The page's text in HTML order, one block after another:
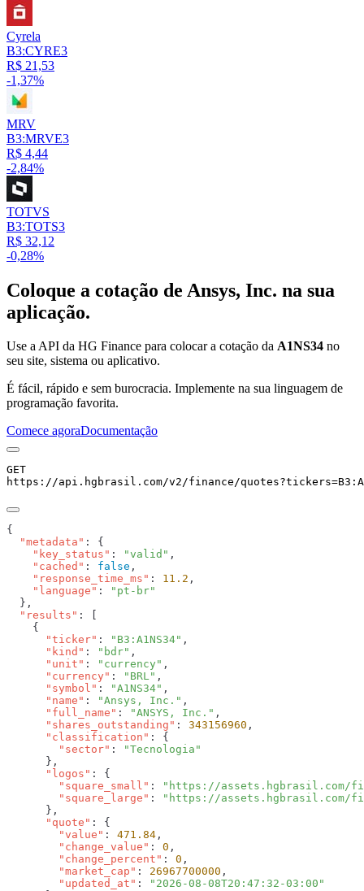
Cyrela
B3:CYRE3
R$ 21,53
-1,37%
MRV
B3:MRVE3
R$ 4,44
-2,84%
TOTVS
B3:TOTS3
R$ 32,12
-0,28%
Coloque a cotação de Ansys, Inc. na sua
aplicação.
Use a API da HG Finance para colocar a cotação da A1NS34 no
seu site, sistema ou aplicativo.
É fácil, rápido e sem burocracia. Implemente na sua linguagem de
programação favorita.
Comece agoraDocumentação
GET
https://api.hgbrasil.com/v2/finance/quotes?tickers=
  "metadata"
    "key_status"
: "valid"
    "cached"
: false
    "response_time_ms"
: 11.2
    "language"
:
  "results"
      "ticker"
: "B3:A1NS34"
      "kind"
: "bdr"
      "unit"
: "currency"
      "currency"
: "BRL"
      "symbol"
: "A1NS34"
      "name"
: "Ansys, Inc."
      "full_name"
: "ANSYS, Inc."
      "shares_outstanding"
: 343156960
      "classification"
        "sector"
:
      "logos"
        "square_small"
:
"https://assets.hgbrasil.com/
        "square_large"
:
      "quote"
        "value"
: 471.84
        "change_value"
: 0
        "change_percent"
: 0
        "market_cap"
: 26967700000
        "updated_at"
: